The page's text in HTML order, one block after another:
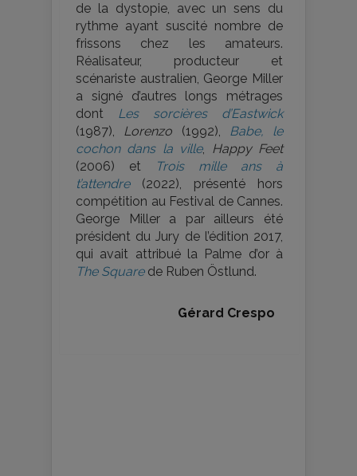
de la dystopie, avec un sens du
rythme ayant suscité nombre de
frissons chez les amateurs.
Réalisateur, producteur et
scénariste australien, George Miller
a signé d’autres longs métrages
dont Les sorcières d’Eastwick
(1987), Lorenzo (1992), Babe, le
cochon dans la ville, Happy Feet
(2006) et
Trois mille ans à
t’attendre(2022), présenté hors
compétition au Festival de Cannes.
George Miller a par ailleurs été
président du Jury de l’édition 2017,
qui avait attribué la Palme d’or à
The Squarede Ruben Östlund.
Gérard Crespo